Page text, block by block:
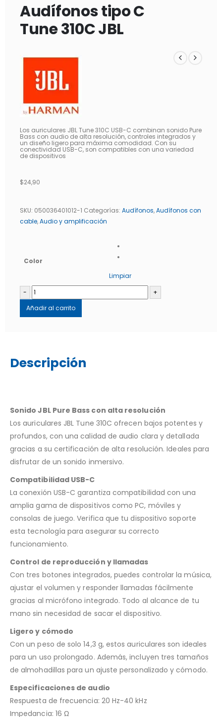
Audífonos tipo C
Tune 310C JBL
Los auriculares JBL Tune 310C USB-C combinan sonido Pure
Bass con audio de alta resolución, controles integrados y
un diseño ligero para máxima comodidad. Con su
conectividad USB-C, son compatibles con una variedad
de dispositivos
$24,90
SKU: 050036401012-1 Categorías: Audífonos,Audífonos con
cable,Audio y amplificación
Color
Limpiar
-
+
Añadir al carrito
Descripción
Sonido JBL Pure Bass con alta resolución
Los auriculares JBL Tune 310C ofrecen bajos potentes y
profundos, con una calidad de audio clara y detallada
gracias a su certificación de alta resolución. Ideales para
disfrutar de un sonido inmersivo.
Compatibilidad USB-C
La conexión USB-C garantiza compatibilidad con una
amplia gama de dispositivos como PC, móviles y
consolas de juego. Verifica que tu dispositivo soporte
esta tecnología para asegurar su correcto
funcionamiento.
Control de reproducción y llamadas
Con tres botones integrados, puedes controlar la música,
ajustar el volumen y responder llamadas fácilmente
gracias al micrófono integrado. Todo al alcance de tu
mano sin necesidad de sacar el dispositivo.
Ligero y cómodo
Con un peso de solo 14,3 g, estos auriculares son ideales
para un uso prolongado. Además, incluyen tres tamaños
de almohadillas para un ajuste personalizado y cómodo.
Especificaciones de audio
Respuesta de frecuencia: 20 Hz-40 kHz
Impedancia: 16 Ω